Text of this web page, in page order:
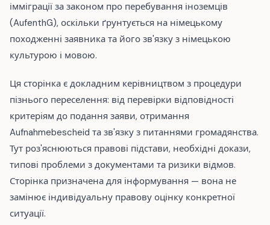
імміграції за законом про перебування іноземців
(AufenthG), оскільки ґрунтується на німецькому
походженні заявника та його зв'язку з німецькою
культурою і мовою.
Ця сторінка є докладним керівництвом з процедури
пізнього переселення: від перевірки відповідності
критеріям до подання заяви, отримання
Aufnahmebescheid та зв'язку з питаннями громадянства.
Тут роз'яснюються правові підстави, необхідні докази,
типові проблеми з документами та ризики відмов.
Сторінка призначена для інформування — вона не
замінює індивідуальну правову оцінку конкретної
ситуації.